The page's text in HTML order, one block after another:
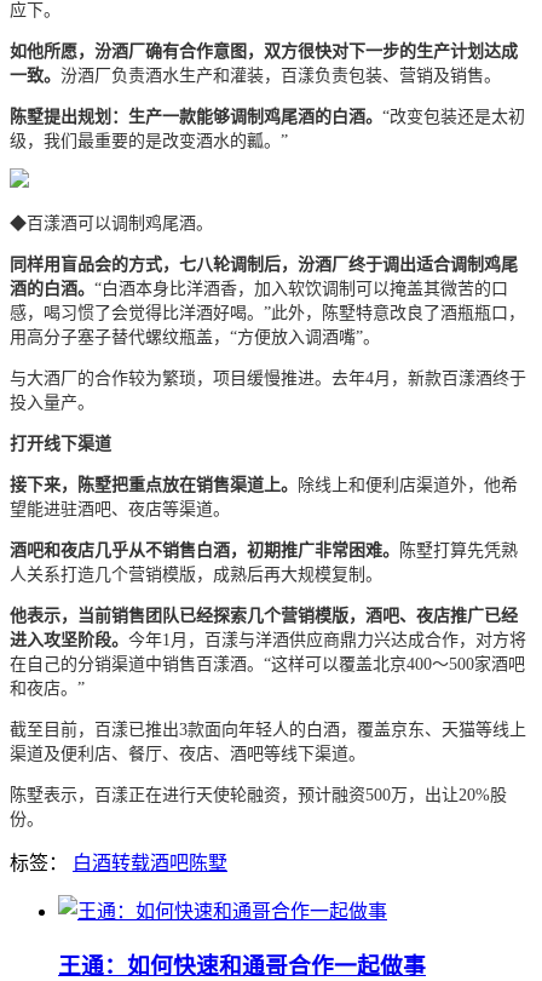
应下。
如他所愿，汾酒厂确有合作意图，双方很快对下一步的生产计划达成
一致。 汾酒厂负责酒水生产和灌装，百漾负责包装、营销及销售。
陈墅提出规划：生产一款能够调制鸡尾酒的白酒。 “改变包装还是太初
级，我们最重要的是改变酒水的瓤。”
◆百漾酒可以调制鸡尾酒。
同样用盲品会的方式，七八轮调制后，汾酒厂终于调出适合调制鸡尾
酒的白酒。 “白酒本身比洋酒香，加入软饮调制可以掩盖其微苦的口
感，喝习惯了会觉得比洋酒好喝。”此外，陈墅特意改良了酒瓶瓶口，
用高分子塞子替代螺纹瓶盖，“方便放入调酒嘴”。
与大酒厂的合作较为繁琐，项目缓慢推进。去年4月，新款百漾酒终于
投入量产。
打开线下渠道
接下来，陈墅把重点放在销售渠道上。
除线上和便利店渠道外，他希
望能进驻酒吧、夜店等渠道。
酒吧和夜店几乎从不销售白酒，初期推广非常困难。
陈墅打算先凭熟
人关系打造几个营销模版，成熟后再大规模复制。
他表示，当前销售团队已经探索几个营销模版，酒吧、夜店推广已经
进入攻坚阶段。 今年1月，百漾与洋酒供应商鼎力兴达成合作，对方将
在自己的分销渠道中销售百漾酒。“这样可以覆盖北京400～500家酒吧
和夜店。”
截至目前，百漾已推出3款面向年轻人的白酒，覆盖京东、天猫等线上
渠道及便利店、餐厅、夜店、酒吧等线下渠道。
陈墅表示，百漾正在进行天使轮融资，预计融资500万，出让20%股
份。
标签： 白酒转载酒吧陈墅
王通：如何快速和通哥合作一起做事